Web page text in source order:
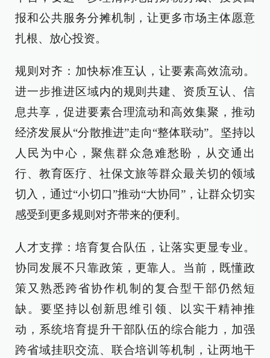
报和公共服务分摊机制，让更多市场主体愿意
扎根、放心投资。
规则对齐：加快标准互认，让要素高效流动。
进一步推进区域内的规则共建、资质互认、信
息共享，促进要素合理流动和高效集聚，推动
经济发展从“分散推进”走向“整体联动”。坚持以
人民为中心，聚焦群众急难愁盼，从交通出
行、教育医疗、社保文旅等群众最关切的领域
切入，通过“小切口”推动“大协同”，让群众切实
感受到更多规则对齐带来的便利。
人才支撑：培育复合队伍，让落实更显专业。
协同发展不只靠政策，更靠人。当前，既懂政
策又熟悉跨省协作机制的复合型干部仍然短
缺。要坚持以创新思维引领、以实干精神推
动，系统培育提升干部队伍的综合能力，加强
跨省域挂职交流、联合培训等机制，让两地干